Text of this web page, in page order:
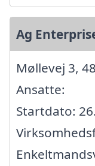
Ag
Møllevej 3,
Ansatte:
Startdato: